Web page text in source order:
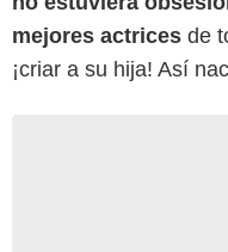
mejores actrices de
¡criar a su hija! Así